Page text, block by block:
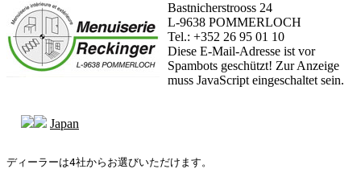
Bastnicherstrooss 24
L-9638 POMMERLOCH
Tel.: +352 26 95 01 10
Diese E-Mail-Adresse ist vor
Spambots geschützt! Zur Anzeige
muss JavaScript eingeschaltet sein.
Japan
ディーラーは4社からお選びいただけます。